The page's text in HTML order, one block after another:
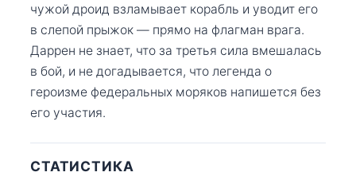
чужой дроид взламывает корабль и уводит его
в слепой прыжок — прямо на флагман врага.
Даррен не знает, что за третья сила вмешалась
в бой, и не догадывается, что легенда о
героизме федеральных моряков напишется без
его участия.
СТАТИСТИКА